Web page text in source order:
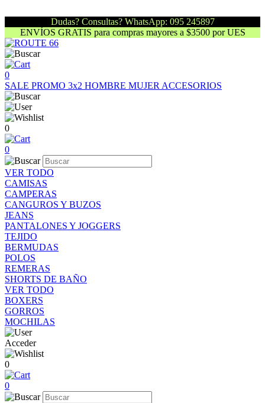
Dudas? Consultas? WhatsApp: 095 245897
ENVÍOS GRATIS para compras mayores a $3500 por UES
0
SALE PROMO 3x2 HOMBRE MUJER ACCESORIOS
0
0
VER TODO
CAMISAS
CAMPERAS
CANGUROS Y BUZOS
JEANS
PANTALONES Y JOGGERS
TEJIDO
BERMUDAS
POLOS
REMERAS
SHORTS DE BAÑO
VER TODO
BOXERS
GORROS
MOCHILAS
Acceder
0
0